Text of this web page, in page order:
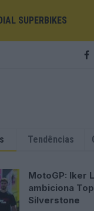
SUPERBIKES
Tendências
MotoGP: Iker
ambiciona
Silverstone